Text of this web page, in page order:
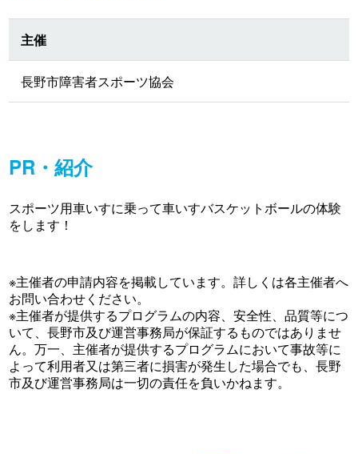
主催
長野市障害者スポーツ協会
PR・紹介
スポーツ用車いすに乗って車いすバスケットボールの体験
をします！
※主催者の申請内容を掲載しています。詳しくは各主催者へ
お問い合わせください。
※主催者が提供するプログラムの内容、安全性、品質等につ
いて、長野市及び運営事務局が保証するものではありませ
ん。万一、主催者が提供するプログラムにおいて事故等に
よって利用者又は第三者に損害が発生した場合でも、長野
市及び運営事務局は一切の責任を負いかねます。